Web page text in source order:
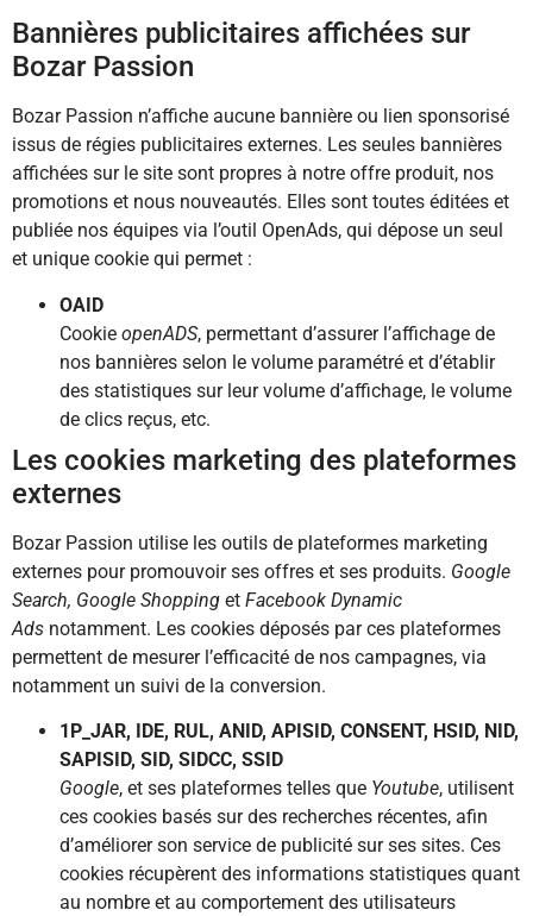
Bannières publicitaires affichées sur
Bozar Passion
Bozar Passion n’affiche aucune bannière ou lien sponsorisé
issus de régies publicitaires externes. Les seules bannières
affichées sur le site sont propres à notre offre produit, nos
promotions et nous nouveautés. Elles sont toutes éditées et
publiée nos équipes via l’outil OpenAds, qui dépose un seul
et unique cookie qui permet :
OAID
Cookie openADS, permettant d’assurer l’affichage de
nos bannières selon le volume paramétré et d’établir
des statistiques sur leur volume d’affichage, le volume
de clics reçus, etc.
Les cookies marketing des plateformes
externes
Bozar Passion utilise les outils de plateformes marketing
externes pour promouvoir ses offres et ses produits. Google
Search, Google Shopping et Facebook Dynamic
Ads notamment. Les cookies déposés par ces plateformes
permettent de mesurer l’efficacité de nos campagnes, via
notamment un suivi de la conversion.
1P_JAR, IDE, RUL, ANID, APISID, CONSENT, HSID, NID,
SAPISID, SID, SIDCC, SSID
Google, et ses plateformes telles que Youtube, utilisent
ces cookies basés sur des recherches récentes, afin
d’améliorer son service de publicité sur ses sites. Ces
cookies récupèrent des informations statistiques quant
au nombre et au comportement des utilisateurs